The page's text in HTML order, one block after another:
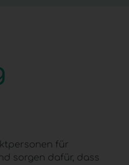
für
sorgen dafür, dass